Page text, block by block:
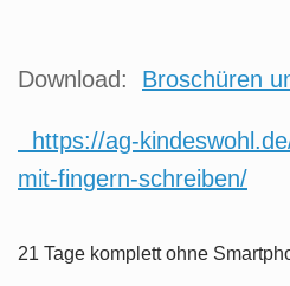
Download: Broschüren
https://ag-
mit-fingern-schreiben/
21 Tage komplett ohne